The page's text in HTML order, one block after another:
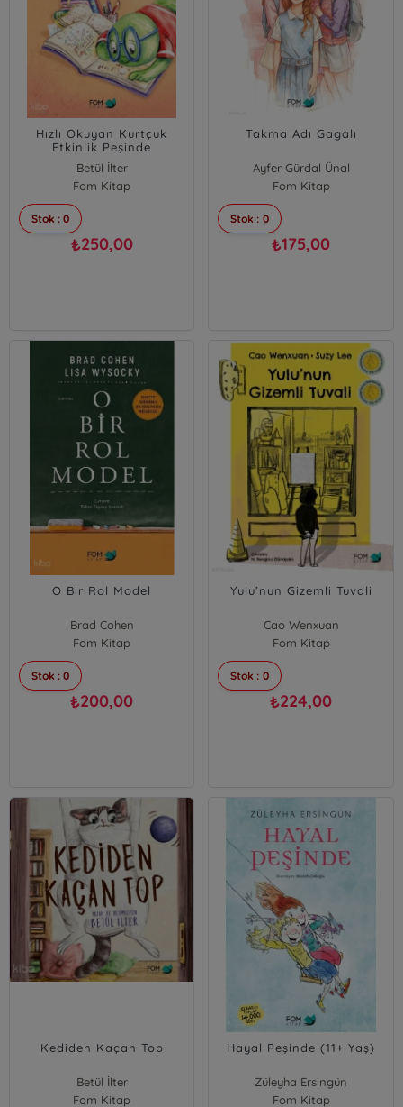
Hızlı Okuyan Kurtçuk
Etkinlik Peşinde
Betül İlter
Fom Kitap
Stok : 0
₺250,00
Takma Adı Gagalı
Ayfer Gürdal Ünal
Fom Kitap
Stok : 0
₺175,00
O Bir Rol Model
Brad Cohen
Fom Kitap
Stok : 0
₺200,00
Yulu’nun Gizemli Tuvali
Cao Wenxuan
Fom Kitap
Stok : 0
₺224,00
Kediden Kaçan Top
Betül İlter
Fom Kitap
Hayal Peşinde (11+ Yaş)
Züleyha Ersingün
Fom Kitap